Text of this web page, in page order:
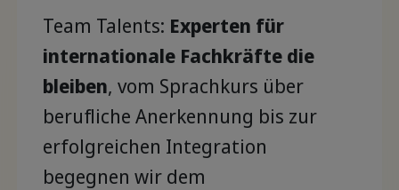
Team Talents: Experten für
internationale Fachkräfte die
bleiben, vom Sprachkurs über
berufliche Anerkennung bis zur
erfolgreichen Integration
begegnen wir dem